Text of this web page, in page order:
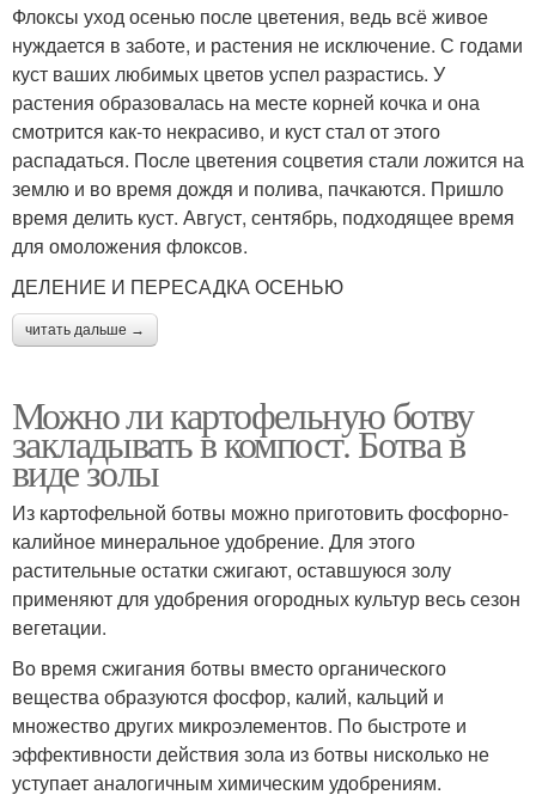
Флоксы уход осенью после цветения, ведь всё живое
нуждается в заботе, и растения не исключение. С годами
куст ваших любимых цветов успел разрастись. У
растения образовалась на месте корней кочка и она
смотрится как-то некрасиво, и куст стал от этого
распадаться. После цветения соцветия стали ложится на
землю и во время дождя и полива, пачкаются. Пришло
время делить куст. Август, сентябрь, подходящее время
для омоложения флоксов.
ДЕЛЕНИЕ И ПЕРЕСАДКА ОСЕНЬЮ
читать дальше →
Можно ли картофельную ботву
закладывать в компост. Ботва в
виде золы
Из картофельной ботвы можно приготовить фосфорно-
калийное минеральное удобрение. Для этого
растительные остатки сжигают, оставшуюся золу
применяют для удобрения огородных культур весь сезон
вегетации.
Во время сжигания ботвы вместо органического
вещества образуются фосфор, калий, кальций и
множество других микроэлементов. По быстроте и
эффективности действия зола из ботвы нисколько не
уступает аналогичным химическим удобрениям.